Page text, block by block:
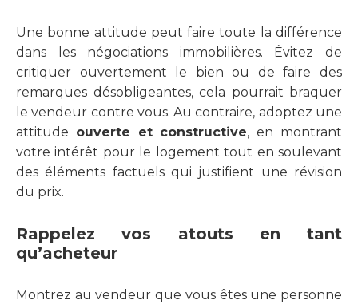
Une bonne attitude peut faire toute la différence
dans les négociations immobilières. Évitez de
critiquer ouvertement le bien ou de faire des
remarques désobligeantes, cela pourrait braquer
le vendeur contre vous. Au contraire, adoptez une
attitude ouverte et constructive, en montrant
votre intérêt pour le logement tout en soulevant
des éléments factuels qui justifient une révision
du prix.
Rappelez vos atouts en tant
qu’acheteur
Montrez au vendeur que vous êtes une personne